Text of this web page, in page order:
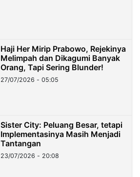
Haji Her Mirip Prabowo, Rejekinya
Melimpah dan Dikagumi Banyak
Orang, Tapi Sering Blunder!
27/07/2026 - 05:05
Sister City: Peluang Besar, tetapi
Implementasinya Masih Menjadi
Tantangan
23/07/2026 - 20:08